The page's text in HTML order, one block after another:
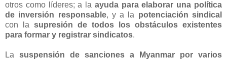
otros como líderes; a la ayuda para elaborar una política
de inversión responsable, y a la potenciación sindical
con la supresión de todos los obstáculos existentes
para formar y registrar sindicatos.
La suspensión de sanciones a Myanmar por varios